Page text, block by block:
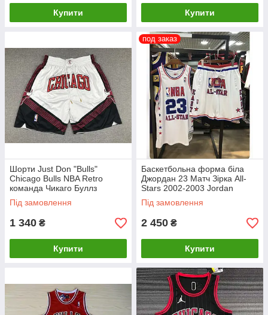
Купити Купити
Шорти Just Don "Bulls"
Chicago Bulls NBA Retro
команда Чикаго Буллз
Під замовлення
1 340 ₴
Купити
под заказ
Баскетбольна форма біла
Джордан 23 Матч Зірка All-
Stars 2002-2003 Jordan
Eastern Conference Home
Suit NBA
Під замовлення
2 450 ₴
Купити